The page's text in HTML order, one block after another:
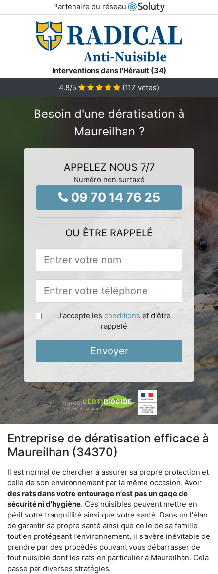
Partenaire du réseau
Interventions dans l'Hérault (34)
4.8/5 (117 votes)
Besoin d'une dératisation à
Maureilhan ?
APPELEZ NOUS 7/7
Numéro non surtaxé
09 70 14 76 25
OU ÊTRE RAPPELÉ
J'accepte les conditions et d'être
rappelé
Envoyer
Entreprise de dératisation efficace à
Maureilhan (34370)
Il est normal de chercher à assurer sa propre protection et
celle de son environnement par la même occasion. Avoir
des rats dans votre entourage n'est pas un gage de
sécurité ni d'hygiène. Ces nuisibles peuvent mettre en
péril votre tranquillité ainsi que votre santé. Dans un l'élan
de garantir sa propre santé ainsi que celle de sa famille
tout en protégeant l'environnement, il s'avère inévitable de
prendre par des procédés pouvant vous débarrasser de
tout nuisible dont les rats en particulier à Maureilhan. Cela
passe par diverses stratégies.